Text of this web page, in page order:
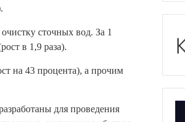
сточных вод. За 1
в 1,9 раза).
на 43 процента), а прочим
для проведения